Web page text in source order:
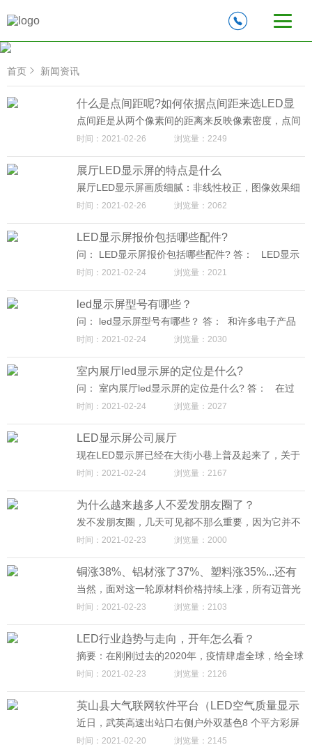
首页 新闻资讯
什么是点间距呢?如何依据点间距来选LED显
示屏?
点间距是从两个像素间的距离来反映像素密度，点间
距和像素密度是显示屏的物理属性;信息容量则是单位
面积像素密度的一次性所显示的信息承载能力的数量
单位。点间距越小，像素密度越高，单位面积一次性
可显示信息容量越多，适合观看的距离越近。点间距
越大，像素密度越低，单位面积一次性可显示信息容
量越少，适合观看的距离越远。
时间：2021-02-26 浏览量：2249
展厅LED显示屏的特点是什么
展厅LED显示屏画质细腻：非线性校正，图像效果细
腻清晰;动画效果生动、多样;视频效果流畅、逼真。L
ED大屏幕箱体的轻薄、可快速安装、运输，不占用大
面积使用。
时间：2021-02-26 浏览量：2062
LED显示屏报价包括哪些配件?
问： LED显示屏报价包括哪些配件? 答： LED显示
屏报价包括哪些配件? 想购买LED显示屏的朋友，一
定会要求LED显示屏报价方案来作为参考，预算方面
是否超支。凭多年经验，下面我们迈普光彩小编将为
您详细介绍LED显示屏报价包含的各项费用，以助您
在选购LED显示屏时有一个直观清晰的认识。（以下
15点，是迈普光彩独家整理发布，如转载请注意出
处，否则迈普光彩将追究法律责任。）
时间：2021-02-24 浏览量：2021
led显示屏型号有哪些？
问： led显示屏型号有哪些？ 答： 和许多电子产品
一样，led显示屏也是有很多种型号的，且型号不一
样，价格也千差万别，那led显示屏型号有哪些呢？
led显示屏分室内和户外、半户外，使用环境不一
样、型号也不同。
时间：2021-02-24 浏览量：2030
室内展厅led显示屏的定位是什么?
问： 室内展厅led显示屏的定位是什么? 答： 在过
去，城市主题的载体是通过墙面上大量的喷涂，各个
年代的老旧照片，无趣繁琐的文字描述来展示，这些
元素只能传达城市规划的模糊概念。在当下，我们需
要更具体的规划内容和更直观的表现形式。于是灯
光，沙盘，液晶显示屏被大量的应用在了规划馆。
LED显示屏是当下展现这条线索的主要窗口之一，
它不仅仅可以回顾过去，呈现现在，还可以展望未
来。在时间上观察城市的变化，在空间上俯视城市的
轮廓。由于传统展示载体无法满足规划馆的功能要
求，故迈普光彩LED显示屏逐渐取代沙盘，取代天花
板，取代信息墙，取代灯光。规划馆大规模应用LED
显示来描绘一个更清晰的城市之梦。
时间：2021-02-24 浏览量：2027
LED显示屏公司展厅
现在LED显示屏已经在大街小巷上普及起来了，关于
LED显示屏公司展厅可以一起来了解下， 迈普光彩坐
落于深圳宝安区，是一家高新技术民营企业，主要以
LED电子显示系列产品为主导产品。 集生产、工程、
销售、服务于一体。在广东地区LED电子显示系统生
产专业企业之一。
时间：2021-02-24 浏览量：2167
为什么越来越多人不爱发朋友圈了？
发不发朋友圈，几天可见都不那么重要，因为它并不
是生活的全部，把更多心力放在应付真实的生活上，
你会更容易找到生活的重心。毕竟，“真正的世界，在
我们放下手机后才能看见。”
时间：2021-02-23 浏览量：2000
铜涨38%、铝材涨了37%、塑料涨35%...还有
涨价正在路上... 面对涨价潮，LED显示屏终端
当然，面对这一轮原材料价格持续上涨，所有迈普光
彩LED显示屏厂商以及经销商工程商们，无论规模大
小、实力强弱，都不能独善其身，既要学会顺势而为
的主动适应，通过产品结构调整、推高卖新等带动产
品整体的溢价；还需要积极探索逆势扩张的新赛道。
因为，只有主动参与各种挑战、应对各种危机，才有
机会逆势翻盘！
时间：2021-02-23 浏览量：2103
LED行业趋势与走向，开年怎么看？
摘要：在刚刚过去的2020年，疫情肆虐全球，给全球
经济造成沉重打击，也给我们LED行业带来了极大的
波动和冲击。进入2021年，疫情影响依然存在，给行
业发展趋势和走向也带来了很大的不确定性。但是，
我们依然可以深入产业链链条的各个环节，看看他们
目前的状况，尤其是会遇到那些问题？通过对这些问
题和情况抽丝剥茧的分析，也许我们可以对后续行业
的走势能有比较清晰的预判。
时间：2021-02-23 浏览量：2126
英山县大气联网软件平台（LED空气质量显示
屏）正式投入使用
近日，武英高速出站口右侧户外双基色8 个平方彩屏
英山县大气联网软件平台（LED空气质量显示屏）正
式投入使用。该平台的投入使用将更好的展现英山良
时间：2021-02-20 浏览量：2145